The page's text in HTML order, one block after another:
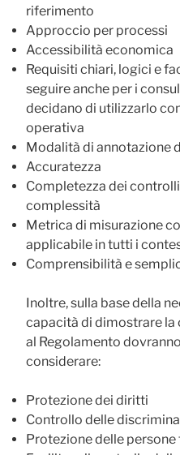
riferimento
Approccio per processi
Accessibilità economica
Requisiti chiari, logici e
seguire anche per i
decidano di utilizzarlo
operativa
Modalità di annotazione
Accuratezza
Completezza dei
complessità
Metrica di misurazione
applicabile in tutti i
Comprensibilità e
Inoltre, sulla base della
capacità di dimostrare
al Regolamento dovranno
considerare:
Protezione dei diritti
Controllo delle
Protezione delle persone